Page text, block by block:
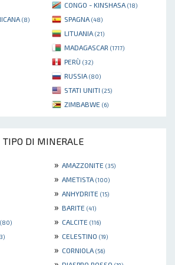
CONGO - KINSHASA (18)
(8) SPAGNA (48)
LITUANIA (21)
MADAGASCAR (1717)
PERÙ (32)
RUSSIA (80)
STATI UNITI (25)
ZIMBABWE (6)
TIPO DI MINERALE
» AMAZZONITE (35)
» AMETISTA (100)
» ANHYDRITE (15)
» BARITE (41)
(80) » CALCITE (116)
» CELESTINO (19)
» CORNIOLA (56)